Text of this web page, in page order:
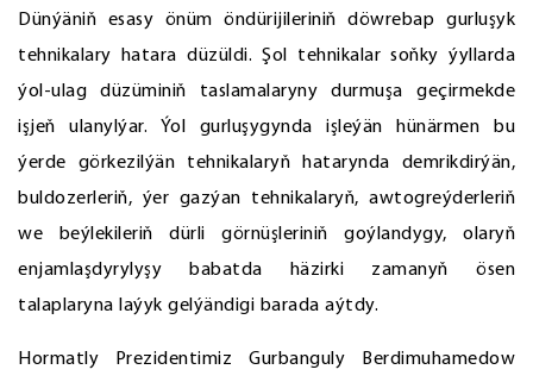
Dünýäniň esasy önüm öndürijileriniň döwrebap gurluşyk
tehnikalary hatara düzüldi. Şol tehnikalar soňky ýyllarda
ýol-ulag düzüminiň taslamalaryny durmuşa geçirmekde
işjeň ulanylýar. Ýol gurluşygynda işleýän hünärmen bu
ýerde görkezilýän tehnikalaryň hatarynda demrikdirýän,
buldozerleriň, ýer gazýan tehnikalaryň, awtogreýderleriň
we beýlekileriň dürli görnüşleriniň goýlandygy, olaryň
enjamlaşdyrylyşy babatda häzirki zamanyň ösen
talaplaryna laýyk gelýändigi barada aýtdy.
Hormatly Prezidentimiz Gurbanguly Berdimuhamedow